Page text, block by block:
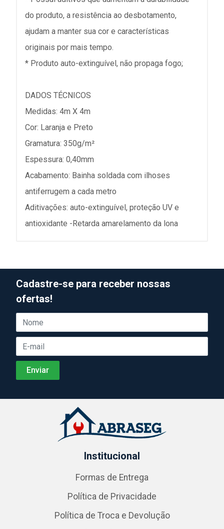
do produto, a resistência ao desbotamento,
ajudam a manter sua cor e características
originais por mais tempo.
* Produto auto-extinguível, não propaga fogo;
DADOS TÉCNICOS
Medidas: 4m X 4m
Cor: Laranja e Preto
Gramatura: 350g/m²
Espessura: 0,40mm
Acabamento: Bainha soldada com ilhoses
antiferrugem a cada metro
Aditivações: auto-extinguível, proteção UV e
antioxidante -Retarda amarelamento da lona
Cadastre-se para receber nossas
ofertas!
Institucional
Formas de Entrega
Política de Privacidade
Política de Troca e Devolução